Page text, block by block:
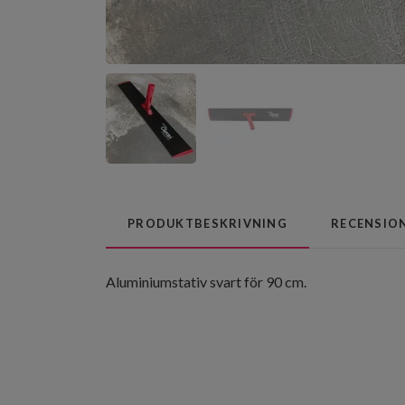
PRODUKTBESKRIVNING
Aluminiumstativ svart för 90 cm.